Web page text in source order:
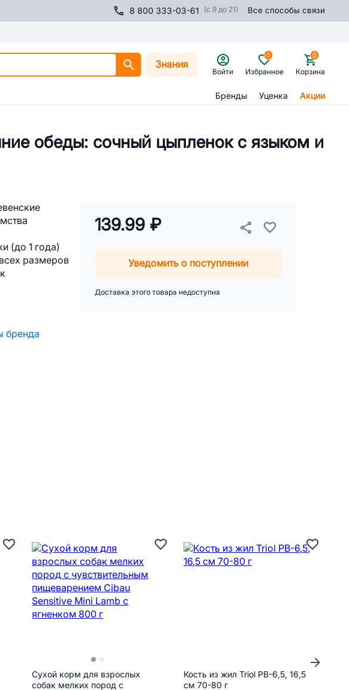
8 800 333-03-61 (с 9 до 21) Все способы связи
Знания
Войти Избранное
0
Корзина
0
Бренды Уценка Акции
обеды: сочный цыпленок с языком и
(до 1 года)
размеров
бренда
139.99 ₽
Уведомить о поступлении
Доставка этого товара недоступна
Сухой корм для взрослых
собак мелких пород с
Кость из жил Triol PB-6,5, 16,5
см 70-80 г